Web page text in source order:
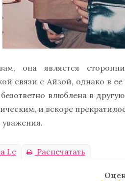
она является
связи с Айзой, однако в
безответно влюблена в
и вскоре
уважения.
Le Распечатать